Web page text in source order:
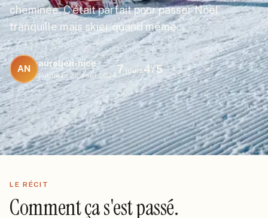
cheminée. C'était parfait pour passer Noël
tranquille mais skier quand même…
AN
aurelien-nice
Publié le 26 août 2024
7 jours4/5
LE RÉCIT
Comment ça s'est passé.